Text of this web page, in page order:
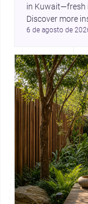
in Kuwait—fresh
Discover more
6 de agosto de